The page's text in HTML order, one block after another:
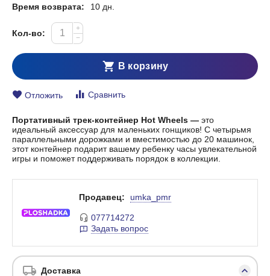
Время возврата: 10 дн.
Кол-во:
+
−
В корзину
Отложить Сравнить
Портативный трек-контейнер Hot Wheels — это
идеальный аксессуар для маленьких гонщиков! С четырьмя
параллельными дорожками и вместимостью до 20 машинок,
этот контейнер подарит вашему ребенку часы увлекательной
игры и поможет поддерживать порядок в коллекции.
Продавец: umka_pmr
077714272
Задать вопрос
Доставка